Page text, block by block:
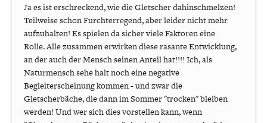
Ja es ist erschreckend, wie die Gletscher dahinschmelzen!
Teilweise schon Furchterregend, aber leider nicht mehr
aufzuhalten! Es spielen da sicher viele Faktoren eine
Rolle. Alle zusammen erwirken diese rasante Entwicklung,
an der auch der Mensch seinen Anteil hat!!!! Ich, als
Naturmensch sehe halt noch eine negative
Begleiterscheinung kommen - und zwar die
Gletscherbäche, die dann im Sommer "trocken" bleiben
werden! Und wer sich dies vorstellen kann, wenn